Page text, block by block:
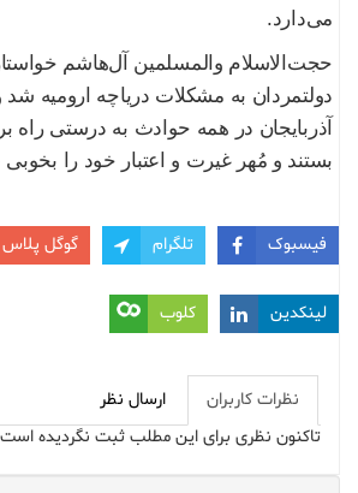
می‌دارد.
حجت‌الاسلام والمسلمین آل‌هاشم
دولتمردان به مشکلات دریاچه ارومیه
آذربایجان در همه حوادث به درستی راه
بستند و مُهر غیرت و اعتبار خود را
فیسبوک تلگرام گوگل پلاس
لینکدین کلوب
نظرات کاربران
ارسال نظر
تاکنون نظری برای این مطلب ثبت نگردیده است